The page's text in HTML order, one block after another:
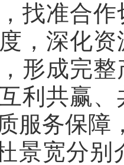
找准合
，深化
形成完
利共赢
服务保障
景宽分别